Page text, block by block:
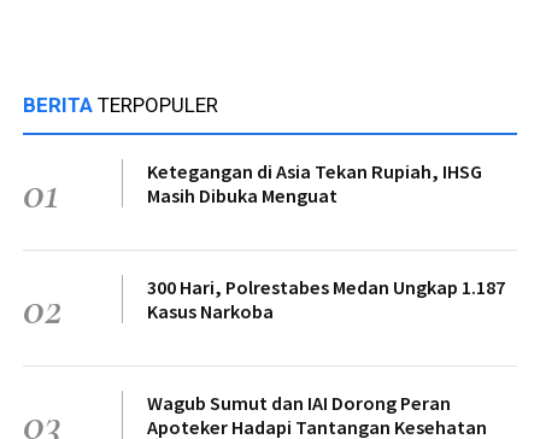
BERITA TERPOPULER
01
Ketegangan di Asia Tekan Rupiah, IHSG
Masih Dibuka Menguat
02
300 Hari, Polrestabes Medan Ungkap 1.187
Kasus Narkoba
03
Wagub Sumut dan IAI Dorong Peran
Apoteker Hadapi Tantangan Kesehatan